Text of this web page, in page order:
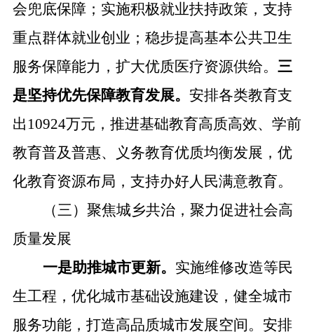
会兜底保障；实施积极就业扶持政策，支持
重点群体就业创业；稳步提高基本公共卫生
服务保障能力，扩大优质医疗资源供给。 三
是坚持优先保障教育发展。 安排各类教育支
出 10924万元，推进基础教育高质高效、学前
教育普及普惠、义务教育优质均衡发展，优
化教育资源布局，支持办好人民满意教育。
（三）聚焦城乡共治，聚力促进社会高
质量发展
一是助推城市更新。 实施维修改造等民
生工程，优化城市基础设施建设，健全城市
服务功能，打造高品质城市发展空间。 安排